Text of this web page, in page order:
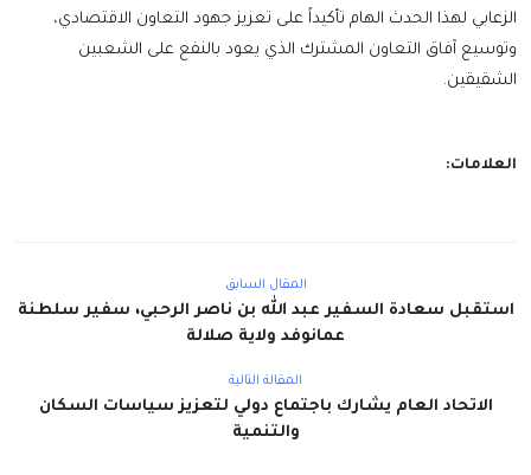
الزعابي لهذا الحدث الهام تأكيداً على تعزيز جهود التعاون الاقتصادي،
وتوسيع آفاق التعاون المشترك الذي يعود بالنفع على الشعبين
الشقيقين.
العلامات:
المقال السابق
استقبل سعادة السفير عبد الله بن ناصر الرحبي، سفير سلطنة
عمانوفد ولاية صلالة
المقالة التالية
الاتحاد العام يشارك باجتماع دولي لتعزيز سياسات السكان
والتنمية